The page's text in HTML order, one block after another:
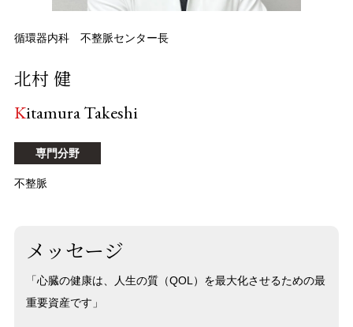
循環器内科 不整脈センター長
北村 健
Kitamura Takeshi
専門分野
不整脈
メッセージ
「心臓の健康は、人生の質（QOL）を最大化させるための最
重要資産です」